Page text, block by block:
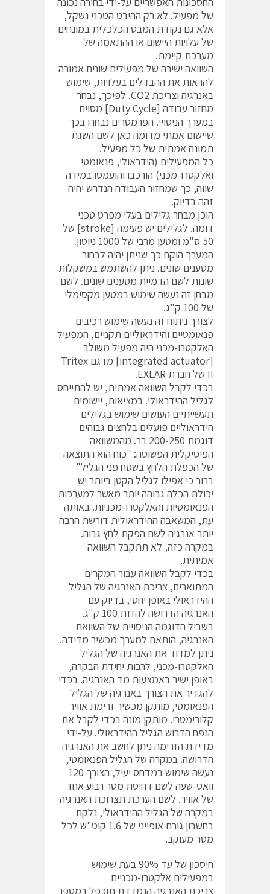
של מפעיל. לא רק ההיבט הטכני נשקל,
אלא גם נקודת המבט הכלכלית במונחים
של עלויות היישום או ההתאמה של
מערכת קיימת.
השוואה ישירה של מפעילים שונים אמורה
להראות את ההבדלים בעלויות, שימוש
באנרגיה וצריכת CO2. לפיכך, נבחר
מחזור עבודה [Duty Cycle] מסוים
במערך הניסויי. הפרמטרים נבחרו בכך
שיישום אמתי מדומה כאן לשם השגת
תמונה אמתית של כל מפעיל.
כל המפעילים (הידראולי, פנאומטי
ואלקטרו-מכני) הורכבו והועמסו במידה
שווה, כך שמחזור העבודה הנדרש יהיה
זהה בדיוק.
הוכן מבחר גלילים בעלי מפרט טכני
דומה. לגלילים יש פעימה [stroke] של
50 ס"מ ומטען מרבי של 1000 ניוטון.
המערך הוקם כך שניתן יהיה לבחור
מטענים שונים. ניתן להשתמש במשקלות
שונות לשם הדמיית מטענים שונים. לשם
מבחן זה נעשה שימוש במטען מקסימלי
של 100 ק"ג.
לצורך ניתוח זה נעשה שימוש רכיבים
פנאומטיים והידראוליים תקניים, המפעיל
האלקטרו-מכני היה מפעיל משולב
[integrated actuator] מדגם Tritex
II של חברת EXLAR.
בכדי לקבל השוואה אמתית, יש להתייחס
לגליל ההידראולי. במציאות, יישומים
תעשייתיים העושים שימוש בגלילים
הידראוליים פועלים בלחצים גבוהים
דוגמת 200-250 בר. מהמשוואה
הפיסיקלית הפשוטה: "כוח הוא התוצאה
של הכפלת הלחץ בשטח פני הגליל"
ברור כי אפילו לגליל הקטן ביותר יש
יכולת הכלה גבוהה יותר מאשר למערכות
הפנאומטיות והאלקטרו-מכניות. באותה
עת, המשאבה ההידראולית דורשת הרבה
יותר אנרגיה לשם הפקת לחץ גבוה.
במקרה כזה, לא תתקבל השוואה
אמיתית.
בכדי לקבל השוואה עבור המקרים
המתוארים, צריכת האנרגיה של הגליל
ההידראולי באופן יחסי, בדיוק עם
האנרגיה הדרושה להזזת 100 ק"ג.
בשביל הדוגמה הניסויית של השוואת
האנרגיה, הותאם למערך מכשיר מדידה.
ניתן למדוד את האנרגיה של הגליל
האלקטרו-מכני, לרבות יחידת הבקרה,
באופן ישיר באמצעות מד האנרגיה. בכדי
להגדיר את הצורך באנרגיה של הגליל
הפנאומטי, מותקן מכשיר זרימת אוויר
קלורימטרי. מותקן מונה בכדי לקבל את
הנפח הדרוש הגליל ההידראולי. על-ידי
מדידת הזרימה ניתן לחשב את האנרגיה
הדרושה. במקרה של הגליל הפנאומטי,
נעשה שימוש במדחס יעיל, הצורך 120
וואט-שעה לשם דחיסת מטר רבוע אחד
של אוויר. לשם הערכת תצרוכת האנרגיה
במקרה של הגליל ההידראולי, נלקח
בחשבון גורם אופייני של 1.6 קוט"ש לכל
מטר מעוקב.
חיסכון של עד 90% בעת שימוש
במפעילים אלקטרו-מכניים
צריכת האנרגיה הנמדדת תוכפל במספר